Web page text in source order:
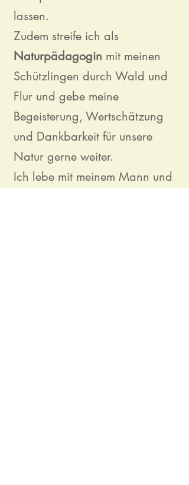
lassen.
Zudem streife ich als
Naturpädagogin mit meinen
Schützlingen durch Wald und
Flur und gebe meine
Begeisterung, Wertschätzung
und Dankbarkeit für unsere
Natur gerne weiter.
Ich lebe mit meinem Mann und